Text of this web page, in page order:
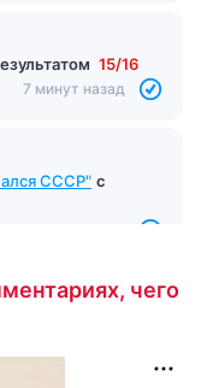
15/16
7 минут назад
СССР" с
чего